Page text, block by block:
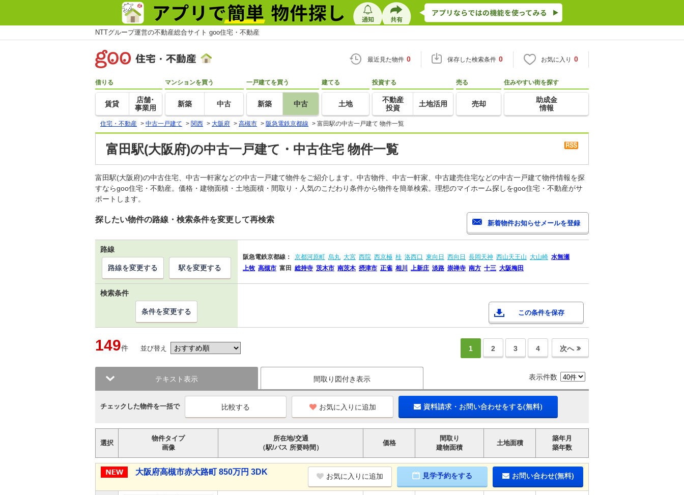
NTTグループ運営の不動産総合サイト goo住宅・不動産
最近見た物件 0 保存した検索条件 0 お気に入り 0
借りる
賃貸
店舗･
事業用
マンションを買う
新築 中古
一戸建てを買う
新築 中古
建てる
土地
投資する
不動産
投資
土地活用
売る
売却
住みやすい街を探す
助成金
情報
住宅・不動産 > 中古一戸建て > 関西 > 大阪府 > 高槻市 > 阪急電鉄京都線 > 富田駅の中古一戸建て 物件一覧
富田駅(大阪府)の中古一戸建て・中古住宅 物件一覧
富田駅(大阪府)の中古住宅、中古一軒家などの中古一戸建て物件をご紹介します。中古物件、中古一軒家、中古建売住宅などの中古一戸建て物件情報を探
すならgoo住宅・不動産。価格・建物面積・土地面積・間取り・人気のこだわり条件から物件を簡単検索。理想のマイホーム探しをgoo住宅・不動産がサ
ポートします。
探したい物件の路線・検索条件を変更して再検索
路線
阪急電鉄京都線： 京都河原町 烏丸 大宮 西院 西京極 桂 洛西口 東向日 西向日 長岡天神 西山天王山 大山崎 水無瀬
上牧 高槻市 富田 総持寺 茨木市 南茨木 摂津市 正雀 相川 上新庄 淡路 崇禅寺 南方 十三 大阪梅田
路線を変更する 駅を変更する
検索条件
この条件を保存
条件を変更する
149件 並び替え 1 2 3 4 次へ
テキスト表示 間取り図付き表示 表示件数
チェックした物件を一括で お気に入りに追加 資料請求・お問い合わせをする(無料)
選択
物件タイプ
画像
所在地/交通
（駅/バス 所要時間）
価格
間取り
建物面積
土地面積
築年月
築年数
大阪府高槻市赤大路町 850万円 3DK お気に入りに追加 見学予約をする お問い合わせ(無料)